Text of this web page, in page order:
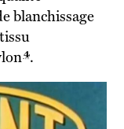
blanchissage
4.